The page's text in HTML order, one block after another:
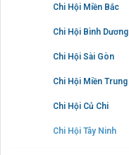
Chi Hội Miền Bắc
Chi Hội Bình Dương
Chi Hội Sài Gòn
Chi Hội Miền Trung
Chi Hội Củ Chi
Chi Hội Tây Ninh